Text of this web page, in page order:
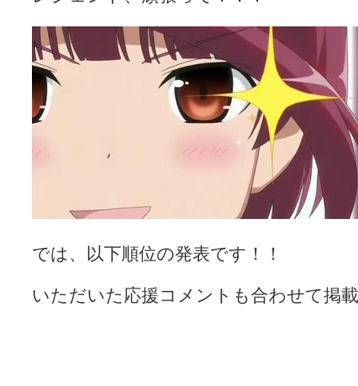
では、以下順位の発表です！！
いただいた応援コメントも合わせて掲